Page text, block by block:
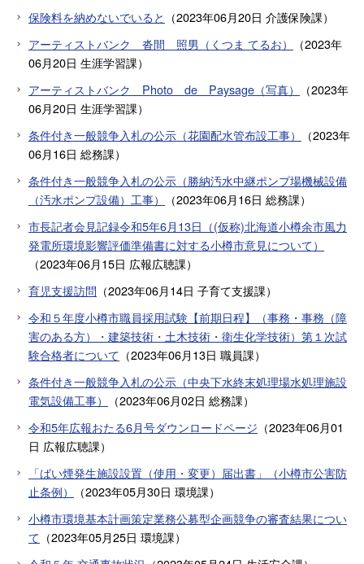
保険料を納めないでいると （2023年06月20日 介護保険課）
アーティストバンク 沓間 照男（くつま てるお）
（2023年
06月20日 生涯学習課）
アーティストバンク Photo de Paysage（写真）
（2023年
06月20日 生涯学習課）
条件付き一般競争入札の公示（花園配水管布設工事）
（2023年
06月16日 総務課）
条件付き一般競争入札の公示（勝納汚水中継ポンプ場機械設備
（汚水ポンプ設備）工事）
（2023年06月16日 総務課）
市長記者会見記録令和5年6月13日（(仮称)北海道小樽余市風力
発電所環境影響評価準備書に対する小樽市意見について）
（2023年06月15日 広報広聴課）
育児支援訪問 （2023年06月14日 子育て支援課）
令和５年度小樽市職員採用試験【前期日程】（事務・事務（障
害のある方）・建築技術・土木技術・衛生化学技術）第１次試
験合格者について （2023年06月13日 職員課）
条件付き一般競争入札の公示（中央下水終末処理場水処理施設
電気設備工事）
（2023年06月02日 総務課）
令和5年広報おたる6月号ダウンロードページ （2023年06月01
日 広報広聴課）
「ばい煙発生施設設置（使用・変更）届出書」（小樽市公害防
止条例）
（2023年05月30日 環境課）
小樽市環境基本計画策定業務公募型企画競争の審査結果につい
て （2023年05月25日 環境課）